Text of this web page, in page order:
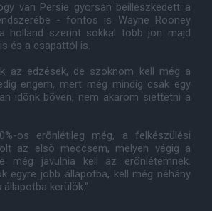
van Persie gyorsan beilleszkedett a
- fontos is Wayne Rooney
holland szerint sokkal több jön majd
és a csapattól is.
az edzések, de szoknom kell még a
engem, mert még mindig csak egy
idõnk bõven, nem akarom siettetni a
os erõnlétileg még, a felkészülési
az elsõ meccsem, melyen végig a
még javulnia kell az erõnlétemnek.
egyre jobb állapotba, kell még néhány
kerülök."